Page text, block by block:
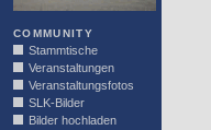
COMMUNITY
Stammtische
Veranstaltungen
Veranstaltungsfotos
SLK-Bilder
Bilder hochladen